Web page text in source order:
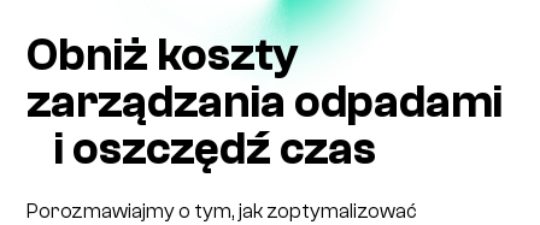
Obniż koszty
zarządzania odpadami
i oszczędź czas
Porozmawiajmy o tym, jak zoptymalizować